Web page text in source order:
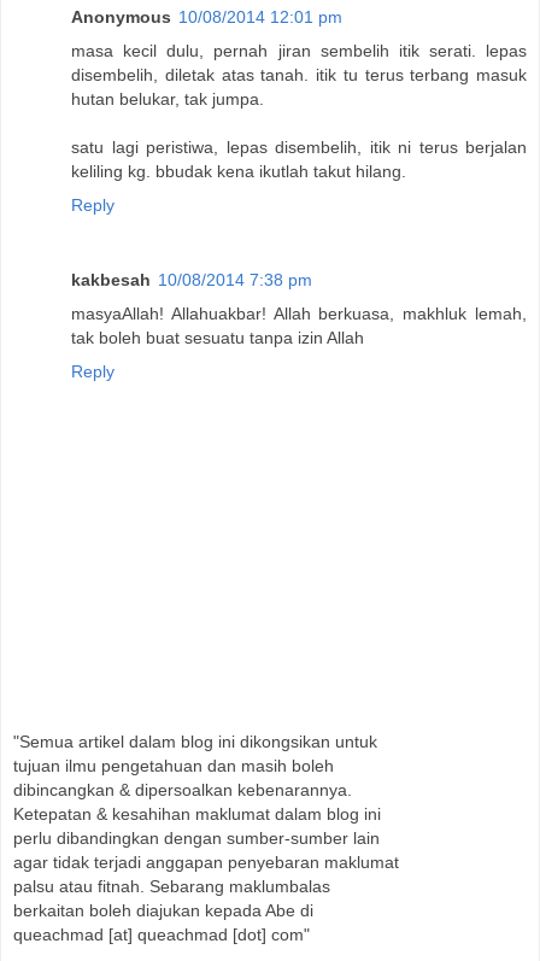
Anonymous 10/08/2014 12:01 pm
masa kecil dulu, pernah jiran sembelih itik serati. lepas
disembelih, diletak atas tanah. itik tu terus terbang masuk
hutan belukar, tak jumpa.
satu lagi peristiwa, lepas disembelih, itik ni terus berjalan
keliling kg. bbudak kena ikutlah takut hilang.
Reply
kakbesah 10/08/2014 7:38 pm
masyaAllah! Allahuakbar! Allah berkuasa, makhluk lemah,
tak boleh buat sesuatu tanpa izin Allah
Reply
"Semua artikel dalam blog ini dikongsikan untuk
tujuan ilmu pengetahuan dan masih boleh
dibincangkan & dipersoalkan kebenarannya.
Ketepatan & kesahihan maklumat dalam blog ini
perlu dibandingkan dengan sumber-sumber lain
agar tidak terjadi anggapan penyebaran maklumat
palsu atau fitnah. Sebarang maklumbalas
berkaitan boleh diajukan kepada Abe di
queachmad [at] queachmad [dot] com"